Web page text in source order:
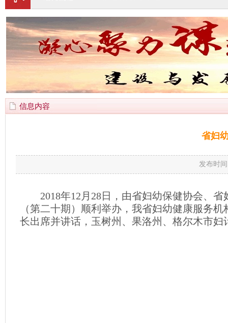
信息内容
省妇
发布时
2018年12 月 28日，由省妇幼保健协会、
（第二十期）顺利举办，我省妇幼健康服务
长出席并讲话，玉树州、果洛州、格尔木市